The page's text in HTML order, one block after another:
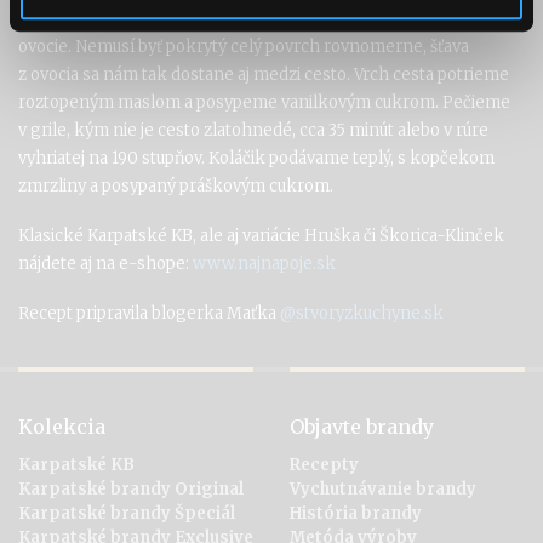
na 4 časti, spravíme si z každej časti placku a umiestnime na
ovocie. Nemusí byť pokrytý celý povrch rovnomerne, šťava
z ovocia sa nám tak dostane aj medzi cesto. Vrch cesta potrieme
roztopeným maslom a posypeme vanilkovým cukrom. Pečieme
v grile, kým nie je cesto zlatohnedé, cca 35 minút alebo v rúre
vyhriatej na 190 stupňov. Koláčik podávame teplý, s kopčekom
zmrzliny a posypaný práškovým cukrom.
Klasické Karpatské KB, ale aj variácie Hruška či Škorica-Klinček
nájdete aj na e-shope: www.najnapoje.sk
Recept pripravila blogerka Maťka @stvoryzkuchyne.sk
Kolekcia
Karpatské KB
Karpatské brandy Original
Karpatské brandy Špeciál
Karpatské brandy Exclusive
Objavte brandy
Recepty
Vychutnávanie brandy
História brandy
Metóda výroby